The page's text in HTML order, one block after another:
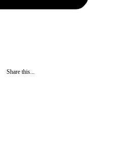
Share this...